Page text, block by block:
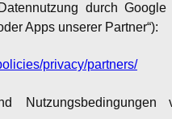
durch Google
Apps unserer Partner“):
privacy/partners/
Nutzungsbedingungen